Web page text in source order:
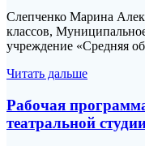
Слепченко Марина
классов,
учреждение «Средняя
Читать дальше
Рабочая
театральной